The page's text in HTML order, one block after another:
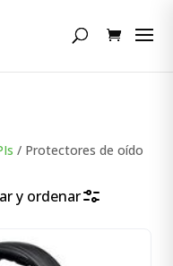
/ Protectores de oído
y ordenar